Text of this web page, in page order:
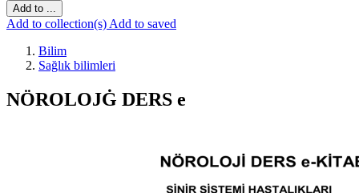
Add to ...
Add to collection(s) Add to saved
Bilim
Sağlık bilimleri
NÖROLOJĠ DERS e